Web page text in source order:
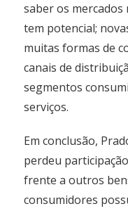
saber os
tem potencial;
muitas formas de
canais de
segmentos
serviços.
Em conclusão,
perdeu
frente a outros
consumidores